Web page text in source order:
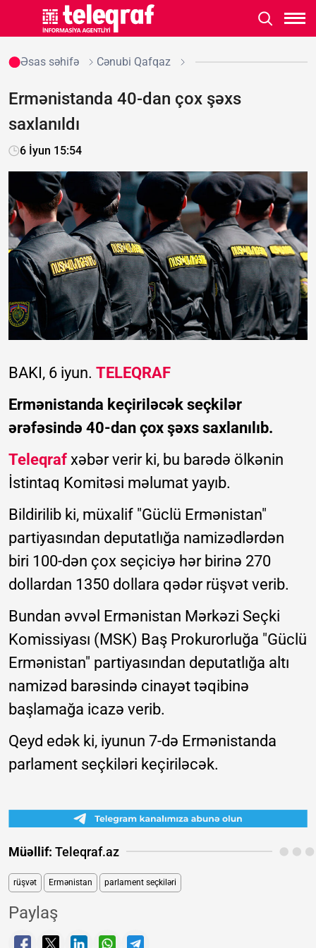
Əsas səhifə Cənubi Qafqaz
Ermənistanda 40-dan çox şəxs
saxlanıldı
6 İyun 15:54
BAKI, 6 iyun. TELEQRAF
Ermənistanda keçiriləcək seçkilər
ərəfəsində 40-dan çox şəxs saxlanılıb.
Teleqraf xəbər verir ki, bu barədə ölkənin
İstintaq Komitəsi məlumat yayıb.
Bildirilib ki, müxalif "Güclü Ermənistan"
partiyasından deputatlığa namizədlərdən
biri 100-dən çox seçiciyə hər birinə 270
dollardan 1350 dollara qədər rüşvət verib.
Bundan əvvəl Ermənistan Mərkəzi Seçki
Komissiyası (MSK) Baş Prokurorluğa "Güclü
Ermənistan" partiyasından deputatlığa altı
namizəd barəsində cinayət təqibinə
başlamağa icazə verib.
Qeyd edək ki, iyunun 7-də Ermənistanda
parlament seçkiləri keçiriləcək.
Müəllif: Teleqraf.az
rüşvət Ermənistan parlament seçkiləri
Paylaş